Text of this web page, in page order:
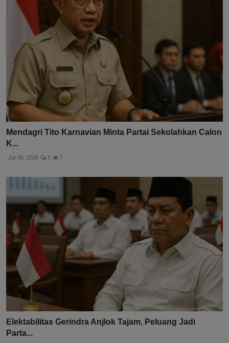
Mendagri Tito Karnavian Minta Partai Sekolahkan Calon
K...
Jul 30, 2026 0 7
Elektabilitas Gerindra Anjlok Tajam, Peluang Jadi
Parta...